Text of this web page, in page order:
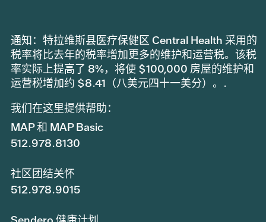
通知：特拉维斯县医疗保健区 Central Health 采用的
税率将比去年的税率增加更多的维护和运营税。该税
率实际上提高了 8%，将使 $100,000 房屋的维护和
运营税增加约 $8.41（八美元四十一美分）。.
我们在这里提供帮助：
MAP 和 MAP Basic
512.978.8130
社区团结关怀
512.978.9015